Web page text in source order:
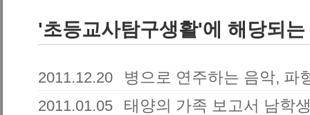
'초등교사탐구생활'에 해당되
2011.12.20 병으로 연주하는 음악, 파
2011.01.05 태양의 가족 보고서 남학